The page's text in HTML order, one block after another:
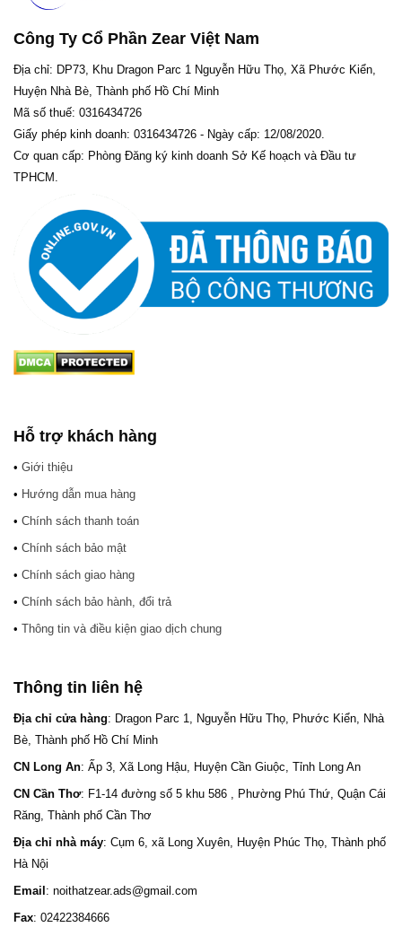
Công Ty Cổ Phần Zear Việt Nam
Địa chỉ: DP73, Khu Dragon Parc 1 Nguyễn Hữu Thọ, Xã Phước Kiển,
Huyện Nhà Bè, Thành phố Hồ Chí Minh
Mã số thuế: 0316434726
Giấy phép kinh doanh: 0316434726 - Ngày cấp: 12/08/2020.
Cơ quan cấp: Phòng Đăng ký kinh doanh Sở Kế hoạch và Đầu tư
TPHCM.
Hỗ trợ khách hàng
• Giới thiệu
• Hướng dẫn mua hàng
• Chính sách thanh toán
• Chính sách bảo mật
• Chính sách giao hàng
• Chính sách bảo hành, đổi trả
• Thông tin và điều kiện giao dịch chung
Thông tin liên hệ
Địa chỉ cửa hàng: Dragon Parc 1, Nguyễn Hữu Thọ, Phước Kiển, Nhà
Bè, Thành phố Hồ Chí Minh
CN Long An: Ấp 3, Xã Long Hậu, Huyện Cần Giuộc, Tỉnh Long An
CN Cần Thơ: F1-14 đường số 5 khu 586 , Phường Phú Thứ, Quận Cái
Răng, Thành phố Cần Thơ
Địa chỉ nhà máy: Cụm 6, xã Long Xuyên, Huyện Phúc Thọ, Thành phố
Hà Nội
Email: noithatzear.ads@gmail.com
Fax: 02422384666